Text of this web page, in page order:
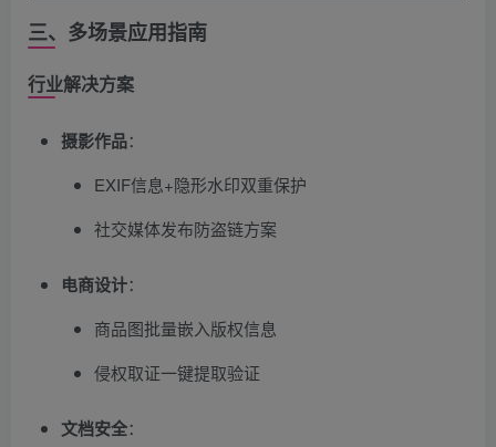
三、多场景应用指南
行业解决方案
摄影作品​：
EXIF信息+隐形水印双重保护
社交媒体发布防盗链方案
电商设计​：
商品图批量嵌入版权信息
侵权取证一键提取验证
文档安全​：